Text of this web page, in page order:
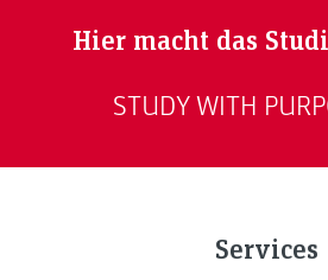
Hier macht das
STUDY WITH
Services